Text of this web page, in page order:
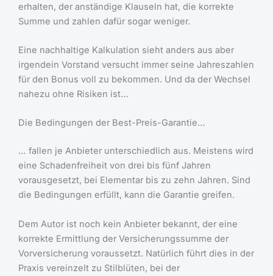
erhalten, der anständige Klauseln hat, die korrekte
Summe und zahlen dafür sogar weniger.
Eine nachhaltige Kalkulation sieht anders aus aber
irgendein Vorstand versucht immer seine Jahreszahlen
für den Bonus voll zu bekommen. Und da der Wechsel
nahezu ohne Risiken ist…
Die Bedingungen der Best-Preis-Garantie…
… fallen je Anbieter unterschiedlich aus. Meistens wird
eine Schadenfreiheit von drei bis fünf Jahren
vorausgesetzt, bei Elementar bis zu zehn Jahren. Sind
die Bedingungen erfüllt, kann die Garantie greifen.
Dem Autor ist noch kein Anbieter bekannt, der eine
korrekte Ermittlung der Versicherungssumme der
Vorversicherung voraussetzt. Natürlich führt dies in der
Praxis vereinzelt zu Stilblüten, bei der